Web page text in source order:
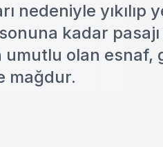
nedeniyle yıkılıp
kadar
umutlu olan esnaf,
mağdur.